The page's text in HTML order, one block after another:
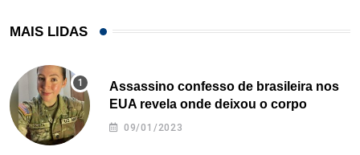
MAIS LIDAS
Assassino confesso de brasileira nos
EUA revela onde deixou o corpo
09/01/2023